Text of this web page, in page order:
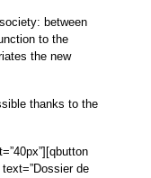
between
to the
the new
thanks to the
text=”Dossier de